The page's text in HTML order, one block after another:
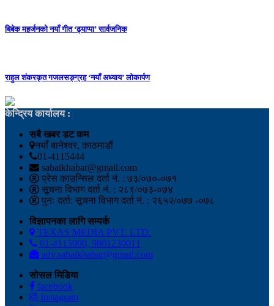
बिबेक महर्जनको नयाँ गीत ‘ढ्याप्पा’ सार्वजनिक
राहुल शंकरकृत गजलसङ्ग्रह ‘नयाँ अध्याय’ लोकार्पण
केन्द्रिय कार्यालय :
सबै खबर डट कम
नयाँ बानेश्वर, काठमाडौं
01-4115444
sabaikhabar@gmail.com
प्रेस काउन्सिल दर्ता नं. : ७३/०७०-०७१
सूचना विभाग दर्ता नं. : २८९/०७३-०७४
पुनः दर्ता: सूचना विभाग दर्ता नं. : २६५२/०७७ -०७८
विज्ञापनका लागि सम्पर्क
TEXAS MEDIA PVT. LTD.
01-4115000, 9801230011
adv.sabaikhabar@gmail.com
सोसल मिडिया
facebook
Instagram